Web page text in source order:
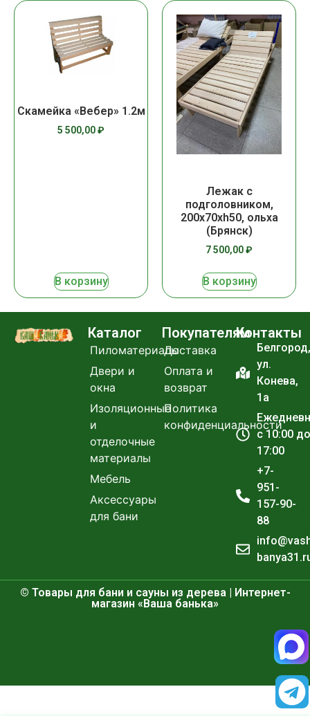
Скамейка «Вебер» 1.2м
5 500,00₽
В корзину
Лежак с
подголовником,
200х70хh50, ольха
(Брянск)
7 500,00₽
В корзину
Каталог
Пиломатериалы
Двери и
окна
Изоляционные
и
отделочные
материалы
Мебель
Аксессуары
для бани
Покупателям
Доставка
Оплата и
возврат
Политика
конфиденциальности
Контакты
Белгород,
ул.
Конева,
1а
с 10:00 до
17:00
+7-
951-
157-90-
88
© Товары для бани и сауны из дерева | Интернет-
магазин «Ваша банька»